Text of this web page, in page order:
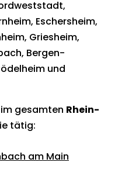
Eschersheim,
Griesheim,
Bergen-
und
gesamten Rhein-
tätig:
am Main